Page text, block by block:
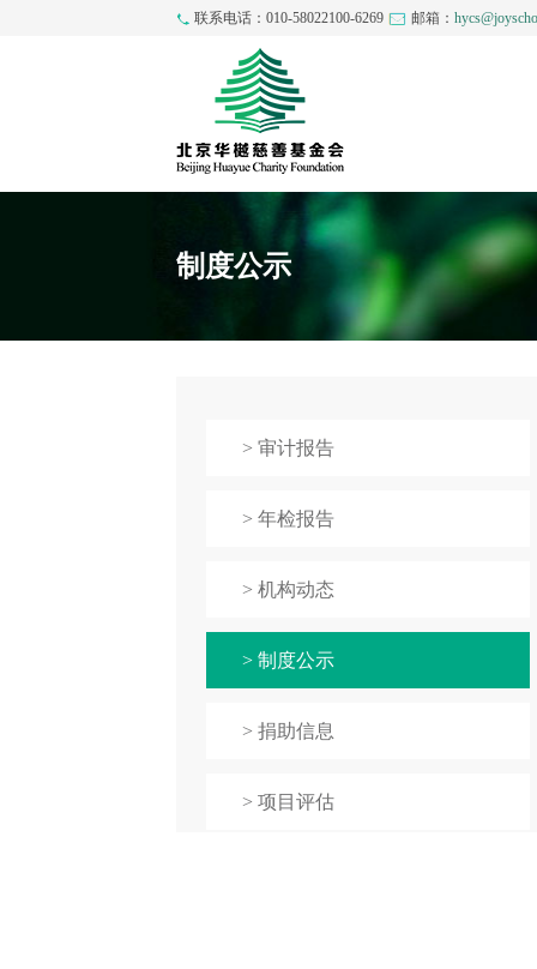
联系电话：010-58022100-6269 邮箱：
制度公示
> 审计报告
> 年检报告
> 机构动态
> 制度公示
> 捐助信息
> 项目评估